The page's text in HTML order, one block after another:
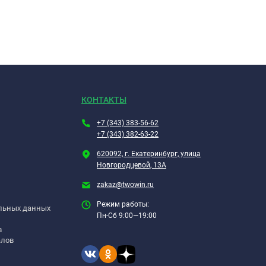
данных
КОНТАКТЫ
+7 (343) 383-56-62
+7 (343) 382-63-22
620092, г. Екатеринбург, улица
Новгородцевой, 13А
zakaz@twowin.ru
Режим работы:
Пн-Сб 9:00—19:00